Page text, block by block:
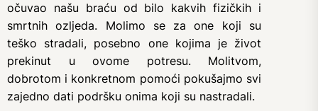
očuvao našu braću od bilo kakvih fizičkih i
smrtnih ozljeda. Molimo se za one koji su
teško stradali, posebno one kojima je život
prekinut u ovome potresu. Molitvom,
dobrotom i konkretnom pomoći pokušajmo svi
zajedno dati podršku onima koji su nastradali.